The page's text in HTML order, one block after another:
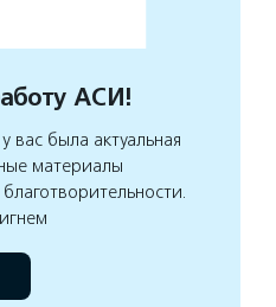
АСИ!
была актуальная
материалы